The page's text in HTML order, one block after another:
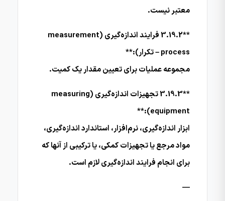
معتبر نیست.
**3.19.2 فرایند اندازه‌گیری (measurement
process – تکرار):**
مجموعه عملیات برای تعیین مقدار یک کمیت.
**3.19.3 تجهیزات اندازه‌گیری (measuring
equipment):**
ابزار اندازه‌گیری، نرم‌افزار، استاندارد اندازه‌گیری،
مواد مرجع یا تجهیزات کمکی، یا ترکیبی از آنها که
برای انجام فرایند اندازه‌گیری لازم است.
—